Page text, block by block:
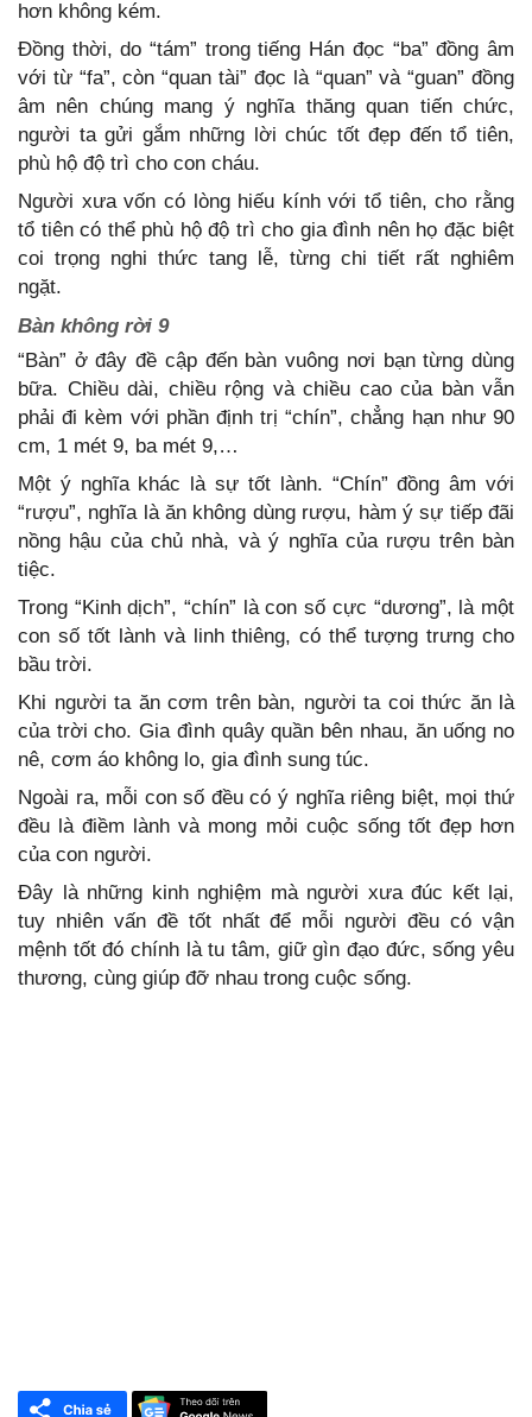
hơn không kém.
Đồng thời, do “tám” trong tiếng Hán đọc “ba” đồng âm
với từ “fa”, còn “quan tài” đọc là “quan” và “guan” đồng
âm nên chúng mang ý nghĩa thăng quan tiến chức,
người ta gửi gắm những lời chúc tốt đẹp đến tổ tiên,
phù hộ độ trì cho con cháu.
Người xưa vốn có lòng hiếu kính với tổ tiên, cho rằng
tổ tiên có thể phù hộ độ trì cho gia đình nên họ đặc biệt
coi trọng nghi thức tang lễ, từng chi tiết rất nghiêm
ngặt.
Bàn không rời 9
“Bàn” ở đây đề cập đến bàn vuông nơi bạn từng dùng
bữa. Chiều dài, chiều rộng và chiều cao của bàn vẫn
phải đi kèm với phần định trị “chín”, chẳng hạn như 90
cm, 1 mét 9, ba mét 9,…
Một ý nghĩa khác là sự tốt lành. “Chín” đồng âm với
“rượu”, nghĩa là ăn không dùng rượu, hàm ý sự tiếp đãi
nồng hậu của chủ nhà, và ý nghĩa của rượu trên bàn
tiệc.
Trong “Kinh dịch”, “chín” là con số cực “dương”, là một
con số tốt lành và linh thiêng, có thể tượng trưng cho
bầu trời.
Khi người ta ăn cơm trên bàn, người ta coi thức ăn là
của trời cho. Gia đình quây quần bên nhau, ăn uống no
nê, cơm áo không lo, gia đình sung túc.
Ngoài ra, mỗi con số đều có ý nghĩa riêng biệt, mọi thứ
đều là điềm lành và mong mỏi cuộc sống tốt đẹp hơn
của con người.
Đây là những kinh nghiệm mà người xưa đúc kết lại,
tuy nhiên vấn đề tốt nhất để mỗi người đều có vận
mệnh tốt đó chính là tu tâm, giữ gìn đạo đức, sống yêu
thương, cùng giúp đỡ nhau trong cuộc sống.